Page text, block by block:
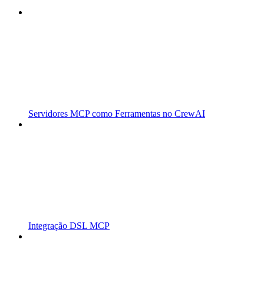
Servidores MCP como Ferramentas no CrewAI
Integração DSL MCP